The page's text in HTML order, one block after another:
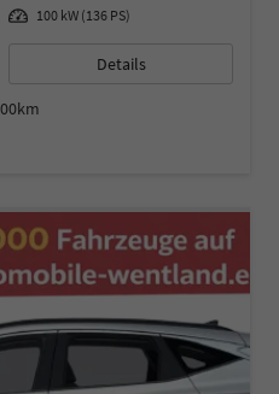
Leistung 100 kW (136 PS)
Details